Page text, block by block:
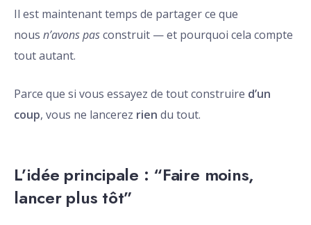
Il est maintenant temps de partager ce que
nous n’avons pasconstruit — et pourquoi cela compte
tout autant.
Parce que si vous essayez de tout construire d’un
coup, vous ne lancerez rien du tout.
L’idée principale : “Faire moins,
lancer plus tôt”